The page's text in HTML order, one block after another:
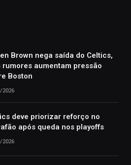
Brown nega saída do Celtics,
rumores aumentam pressão
Boston
2026
deve priorizar reforço no
após queda nos playoffs
2026